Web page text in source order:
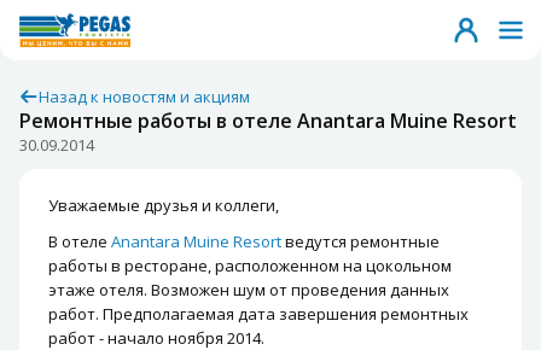
Назад к новостям и акциям
Ремонтные работы в отеле Anantara Muine Resort
30.09.2014
Уважаемые друзья и коллеги,
В отеле Anantara Muine Resortведутся ремонтные
работы в ресторане, расположенном на цокольном
этаже отеля. Возможен шум от проведения данных
работ. Предполагаемая дата завершения ремонтных
работ - начало ноября 2014.